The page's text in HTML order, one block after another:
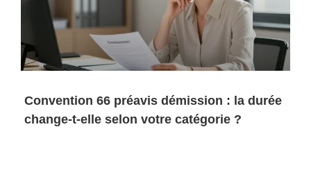
Convention 66 préavis démission : la durée
change-t-elle selon votre catégorie ?